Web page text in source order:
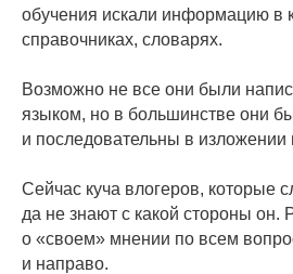
обучения искали информацию в
справочниках, словарях.
Возможно не все они были
языком, но в большинстве они
и последовательны в
Сейчас куча влогеров, которые
да не знают с какой стороны он.
о «своем» мнении по всем
и направо.